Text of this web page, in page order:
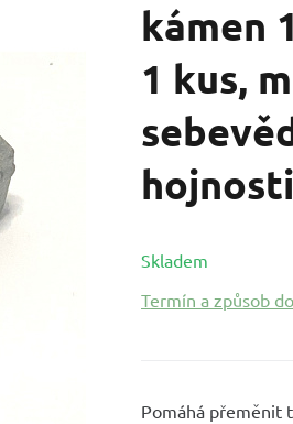
kámen
1 kus,
hojnosti
Skladem
Termín a způsob
Pomáhá přeměnit